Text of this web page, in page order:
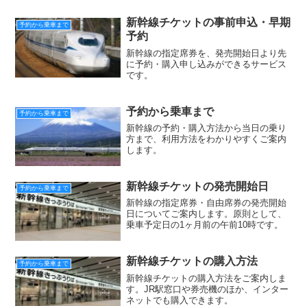
予約から乗車まで
新幹線チケットの事前申込・早期
予約
新幹線の指定席券を、発売開始日より先
に予約・購入申し込みができるサービス
です。
予約から乗車まで 予約から乗車まで
新幹線の予約・購入方法から当日の乗り
方まで、利用方法をわかりやすくご案内
します。
予約から乗車まで 新幹線チケットの発売開始日
新幹線の指定席券・自由席券の発売開始
日についてご案内します。原則として、
乗車予定日の1ヶ月前の午前10時です。
予約から乗車まで 新幹線チケットの購入方法
新幹線チケットの購入方法をご案内しま
す。JR駅窓口や券売機のほか、インター
ネットでも購入できます。